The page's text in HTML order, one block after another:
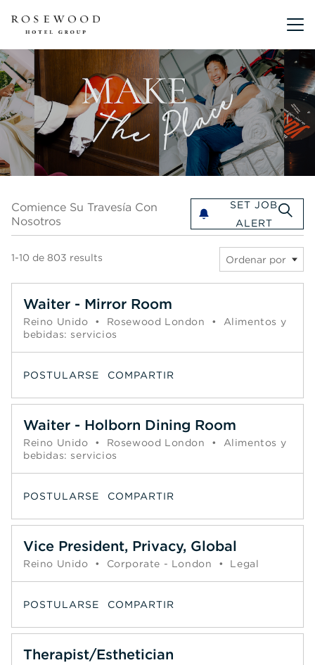
Menú
Comience Su Travesía Con
Nosotros
SET JOB
ALERT
1-10 de 803 results Ordenar por
Waiter - Mirror Room
Reino Unido • Rosewood London •
Alimentos y
bebidas: servicios
POSTULARSE COMPARTIR
Waiter - Holborn Dining Room
Reino Unido • Rosewood London •
Alimentos y
bebidas: servicios
POSTULARSE COMPARTIR
Vice President, Privacy, Global
Reino Unido • Corporate - London • Legal
POSTULARSE COMPARTIR
Therapist/Esthetician